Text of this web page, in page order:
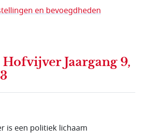
en bevoegdheden
Hofvijver Jaargang 9,
is een politiek lichaam